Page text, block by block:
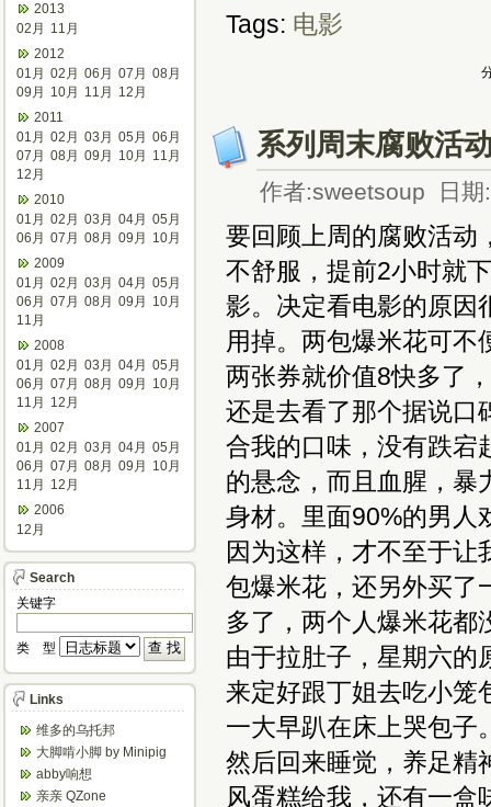
Tags: 电影
系列周末腐败活
作者:sweetsoup 日期
要回顾上周的腐败活动
不舒服，提前2小时就
影。决定看电影的原因
用掉。两包爆米花可不
两张券就价值8快多了
还是去看了那个据说口
合我的口味，没有跌宕
的悬念，而且血腥，暴
身材。里面90%的男人
因为这样，才不至于让
包爆米花，还另外买了
多了，两个人爆米花都
由于拉肚子，星期六的
来定好跟丁姐去吃小笼
一大早趴在床上哭包子
然后回来睡觉，养足精
风蛋糕给我，还有一盒
2013
02月
11月
2012
01月 02月 06月 07月 08月
09月
10月 11月
12月
2011
01月 02月 03月 05月 06月
07月 08月 09月 10月
11月
12月
2010
01月 02月 03月 04月 05月
06月 07月 08月 09月
10月
2009
01月 02月 03月 04月 05月
06月 07月 08月 09月
10月
11月
2008
01月 02月 03月 04月 05月
06月 07月 08月 09月
10月
11月
12月
2007
01月 02月 03月 04月 05月
06月 07月 08月 09月
10月
11月
12月
2006
12月
Search
关键字
类 型
Links
维多的乌托邦
大脚啃小脚 by Minipig
abby响想
亲亲 QZone